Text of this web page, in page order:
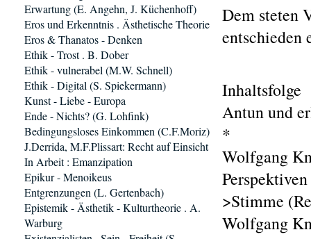
Dem steten
entschieden
Inhaltsfolge
Antun und
*
Wolfgang
>Stimme
Wolfgang
Erwartung (E. Angehn, J. Küchenhoff)
Eros und Erkenntnis . Ästhetische Theorie
Eros & Thanatos - Denken
Ethik - Trost . B. Dober
Ethik - vulnerabel (M.W. Schnell)
Ethik - Digital (S. Spiekermann)
Kunst - Liebe - Europa
Ende - Nichts? (G. Lohfink)
Bedingungsloses Einkommen (C.F.Moriz)
J.Derrida, M.F.Plissart: Recht auf Einsicht
In Arbeit : Emanzipation
Epikur - Menoikeus
Entgrenzungen (L. Gertenbach)
Epistemik - Ästhetik - Kulturtheorie . A.
Warburg